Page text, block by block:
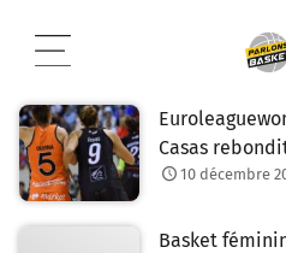
contenu
Casas
10 décembre
Basket